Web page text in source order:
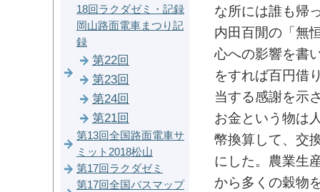
な所には誰も帰
内田百閒の「無
心への影響を書
をすれば百円借
当する感謝を示
お金という物は
幣換算して、交
にした。農業生
から多くの穀物
18回ラクダゼミ・記録
岡山路面電車まつり記
録
第22回
第23回
第24回
第21回
第13回全国路面電車サ
ミット2018松山
第17回ラクダゼミ
第17回全国バスマップ